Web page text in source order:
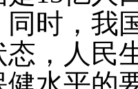
同时，我
态，人民